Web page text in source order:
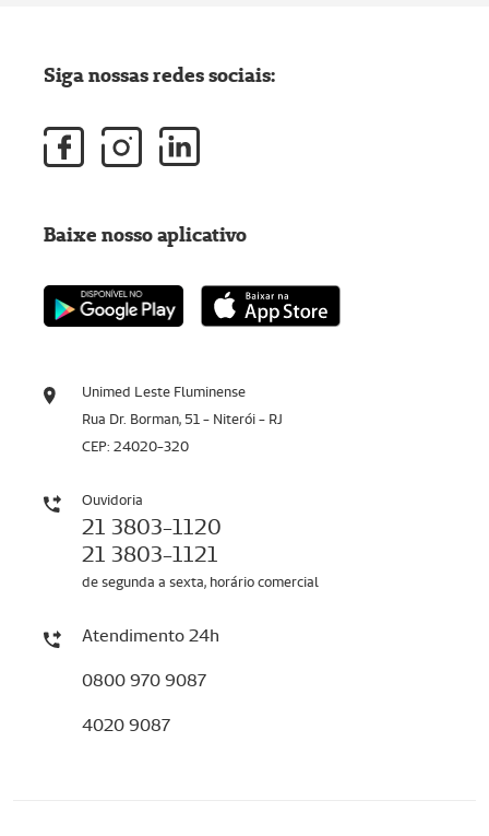
Unimed Leste Fluminense
Rua Dr. Borman, 51 - Niterói - RJ
CEP: 24020-320
Ouvidoria
21 3803-1120
21 3803-1121
de segunda a sexta, horário comercial
Atendimento 24h
0800 970 9087
4020 9087
Siga nossas redes sociais:
Baixe nosso aplicativo